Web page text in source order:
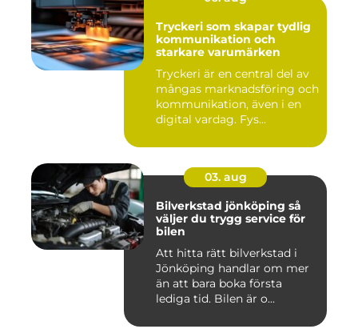
Tryckeri som skapar tydlig
kommunikation och
starkare varumärken
Tryckeri är en central del av
mångas marknadsföring och
kommunikation, även i en
digital vardag. Fys...
03. aug
Bilverkstad jönköping så
väljer du trygg service för
bilen
Att hitta rätt bilverkstad i
Jönköping handlar om mer
än att bara boka första
lediga tid. Bilen är o...